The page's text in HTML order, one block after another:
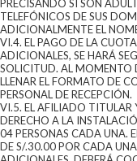
PRECISANDO SI SON
TELEFÓNICOS DE SUS
ADICIONALMENTE EL
VI.4. EL PAGO DE LA
ADICIONALES, SE HARÁ
SOLICITUD. AL MOMENTO
LLENAR EL FORMATO DE
PERSONAL DE RECEPCIÓN.
VI.5. EL AFILIADO TITULAR
DERECHO A LA
04 PERSONAS CADA UNA.
DE S/.30.00 POR CADA